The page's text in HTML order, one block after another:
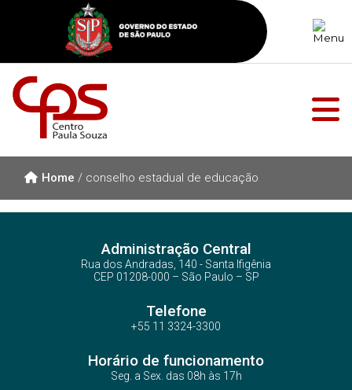
Home / conselho estadual de educação
Administração Central
Rua dos Andradas, 140 - Santa Ifigênia
CEP 01208-000 – São Paulo – SP
Telefone
+55 11 3324-3300
Horário de funcionamento
Seg. a Sex. das 08h às 17h